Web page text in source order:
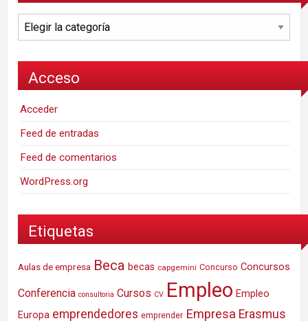
Categorías
Acceso
Acceder
Feed de entradas
Feed de comentarios
WordPress.org
Etiquetas
Aulas de empresa Beca becas capgemini Concurso Concursos
Conferencia consultoria Cursos CV Empleo Empleo
Europa emprendedores emprender Empresa Erasmus